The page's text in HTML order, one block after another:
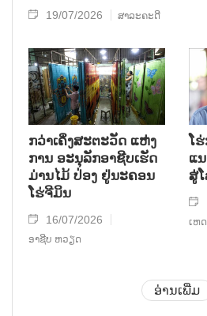
19/07/2026 ສາລະຄະດີ
ກວ່າເຄິ່ງສະຕະວັດ ແຫ່ງ
ການ ອະນຸລັກອາຊີບເຮັດ
ມ່ານໄມ້ ປ່ອງ ຢູ່ນະຄອນ
ໂຮ່ຈີມິນ
16/07/2026
ອາຊີບ ຫວຽດ
ໂ
ແ
ສູ່
ເຫ
ອ່ານເພີ່ມ